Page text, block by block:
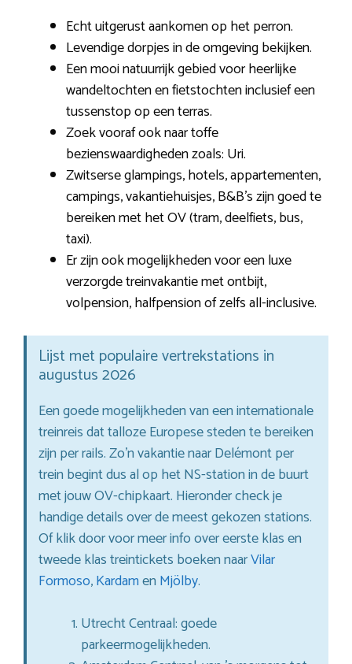
Echt uitgerust aankomen op het perron.
Levendige dorpjes in de omgeving bekijken.
Een mooi natuurrijk gebied voor heerlijke
wandeltochten en fietstochten inclusief een
tussenstop op een terras.
Zoek vooraf ook naar toffe
bezienswaardigheden zoals: Uri.
Zwitserse glampings, hotels, appartementen,
campings, vakantiehuisjes, B&B’s zijn goed te
bereiken met het OV (tram, deelfiets, bus,
taxi).
Er zijn ook mogelijkheden voor een luxe
verzorgde treinvakantie met ontbijt,
volpension, halfpension of zelfs all-inclusive.
Lijst met populaire vertrekstations in
augustus 2026
Een goede mogelijkheden van een internationale
treinreis dat talloze Europese steden te bereiken
zijn per rails. Zo’n vakantie naar Delémont per
trein begint dus al op het NS-station in de buurt
met jouw OV-chipkaart. Hieronder check je
handige details over de meest gekozen stations.
Of klik door voor meer info over eerste klas en
tweede klas treintickets boeken naarVilar
Formoso,Kardamen Mjölby.
Utrecht Centraal: goede
parkeermogelijkheden.